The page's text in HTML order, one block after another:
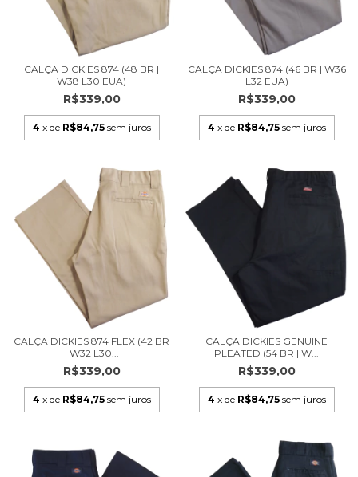
CALÇA DICKIES 874 (48 BR |
W38 L30 EUA)
R$339,00
4 x de R$84,75 sem juros
CALÇA DICKIES 874 (46 BR | W36
L32 EUA)
R$339,00
4 x de R$84,75 sem juros
CALÇA DICKIES 874 FLEX (42 BR
| W32 L30...
R$339,00
4 x de R$84,75 sem juros
CALÇA DICKIES GENUINE
PLEATED (54 BR | W...
R$339,00
4 x de R$84,75 sem juros